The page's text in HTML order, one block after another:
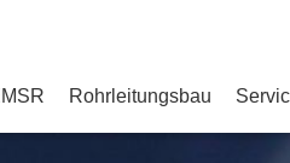
Rohrleitungsbau